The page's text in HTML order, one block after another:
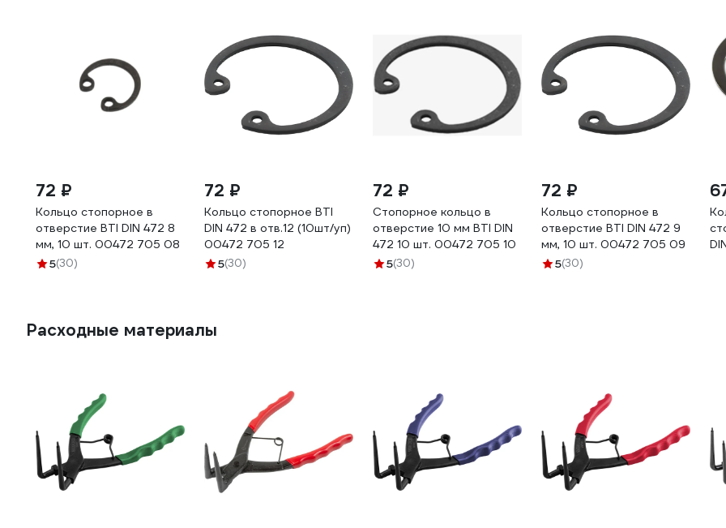
72 ₽
Кольцо стопорное в
отверстие BTI DIN 472 8
мм, 10 шт. 00472 705 08
5(30)
72 ₽
Кольцо стопорное BTI
DIN 472 в отв.12 (10шт/уп)
00472 705 12
5(30)
72 ₽
Стопорное кольцо в
отверстие 10 мм BTI DIN
472 10 шт. 00472 705 10
5(30)
72 ₽
Кольцо стопорное в
отверстие BTI DIN 472 9
мм, 10 шт. 00472 705 09
5(30)
Расходные материалы